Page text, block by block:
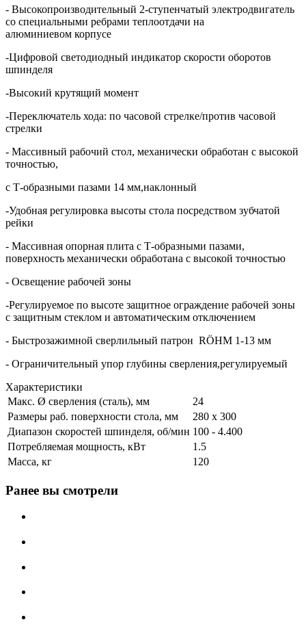
- Высокопроизводительный 2-ступенчатый электродвигатель
со специальными ребрами теплоотдачи на
алюминиевом корпусе
-Цифровой светодиодный индикатор скорости оборотов
шпинделя
-Высокий крутящий момент
-Переключатель хода: по часовой стрелке/против часовой
стрелки
- Массивный рабочий стол, механически обработан с высокой
точностью,
с Т-образными пазами 14 мм,наклонный
-Удобная регулировка высоты стола посредством зубчатой
рейки
- Массивная опорная плита с Т-образными пазами,
поверхность механически обработана с высокой точностью
- Освещение рабочей зоны
-Регулируемое по высоте защитное ограждение рабочей зоны
с защитным стеклом и автоматическим отключением
- Быстрозажимной сверлильный патрон RÖHM 1-13 мм
- Ограничительный упор глубины сверления,регулируемый
Характеристики
Макс. Ø сверления (сталь), мм
24
Размеры раб. поверхности стола, мм
280 x 300
Диапазон скоростей шпинделя, об/мин 100 - 4.400
Потребляемая мощность, кВт
1.5
Масса, кг
120
Ранее вы смотрели